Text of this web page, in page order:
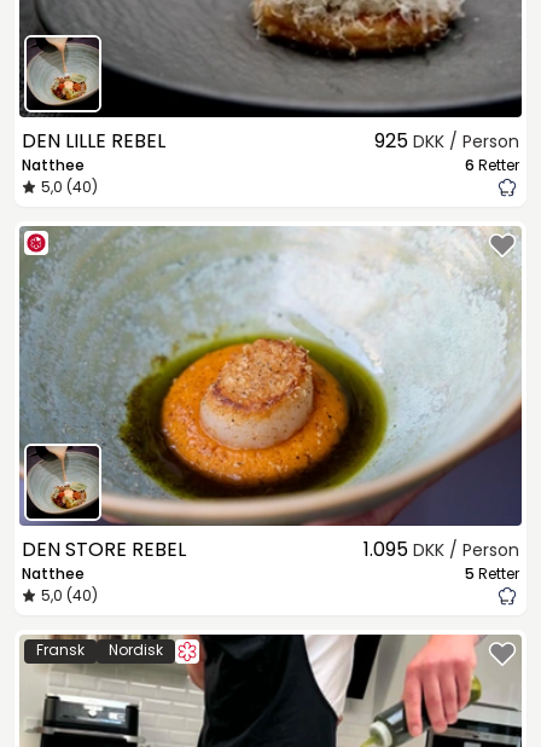
DEN LILLE REBEL
Natthee
5,0 (40)
925 DKK / Person
6 Retter
DEN STORE REBEL
Natthee
5,0 (40)
1.095 DKK / Person
5 Retter
Fransk Nordisk